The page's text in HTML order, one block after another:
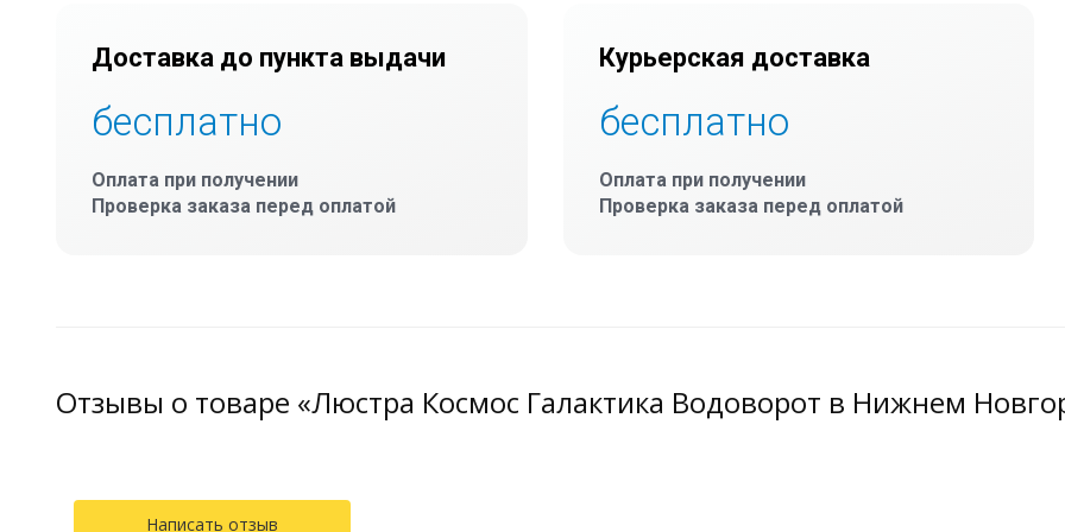
Доставка до пункта выдачи
бесплатно
Оплата при получении
Проверка заказа перед оплатой
Курьерская доставка
бесплатно
Оплата при получении
Проверка заказа перед оплатой
Отзывы о товаре «Люстра Космос Галактика Водоворот в Нижнем
Написать отзыв